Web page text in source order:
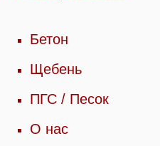
Бетон
Щебень
ПГС / Песок
О нас